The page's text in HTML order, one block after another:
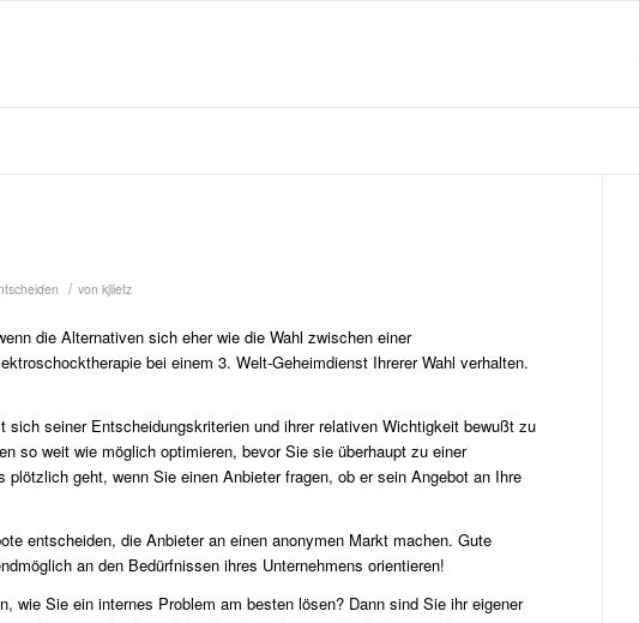
/ von kjlietz
die Alternativen sich eher wie die Wahl zwischen einer
bei einem 3. Welt-Geheimdienst Ihrerer Wahl verhalten.
seiner Entscheidungskriterien und ihrer relativen Wichtigkeit bewußt zu
so weit wie möglich optimieren, bevor Sie sie überhaupt zu einer
geht, wenn Sie einen Anbieter fragen, ob er sein Angebot an Ihre
entscheiden, die Anbieter an einen anonymen Markt machen. Gute
an den Bedürfnissen ihres Unternehmens orientieren!
wie Sie ein internes Problem am besten lösen? Dann sind Sie ihr eigener